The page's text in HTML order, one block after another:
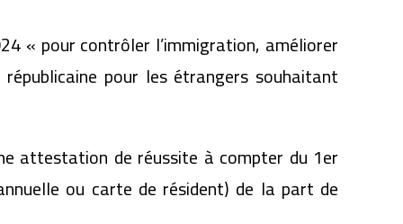
« pour contrôler l’immigration, améliorer
pour les étrangers souhaitant
attestation de réussite à compter du 1er
ou carte de résident) de la part de